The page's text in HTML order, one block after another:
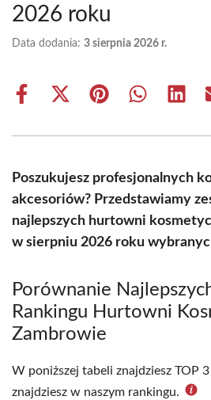
2026 roku
Data dodania: 3 sierpnia 2026 r.
Share
Share
(Twitter)
Share Share Share
Poszukujesz profesjonalnych
akcesoriów? Przedstawiamy
najlepszych hurtowni
w sierpniu 2026 roku
Porównanie
Rankingu Hurtowni
Zambrowie
W poniższej tabeli znajdziesz TOP
znajdziesz w naszym rankingu.